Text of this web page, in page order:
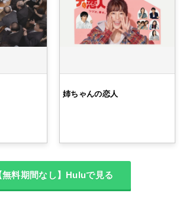
姉ちゃんの恋人
無料期間なし】Huluで見る